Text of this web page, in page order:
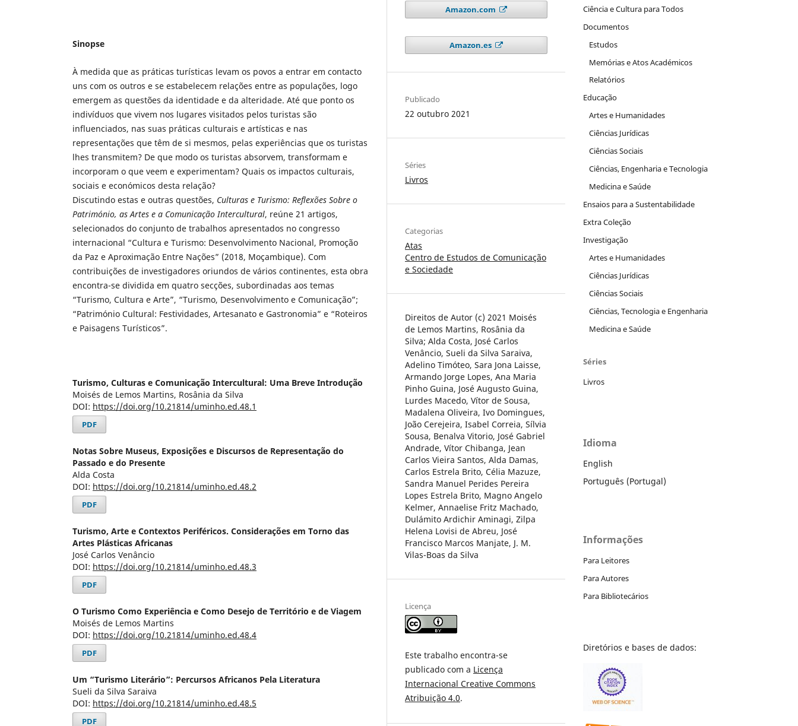
Sinopse
À medida que as práticas turísticas levam os povos a entrar em contacto
uns com os outros e se estabelecem relações entre as populações, logo
emergem as questões da identidade e da alteridade. Até que ponto os
indivíduos que vivem nos lugares visitados pelos turistas são
influenciados, nas suas práticas culturais e artísticas e nas
representações que têm de si mesmos, pelas experiências que os turistas
lhes transmitem? De que modo os turistas absorvem, transformam e
incorporam o que veem e experimentam? Quais os impactos culturais,
sociais e económicos desta relação?
Discutindo estas e outras questões, Culturas e Turismo: Reflexões Sobre o
Património, as Artes e a Comunicação Intercultural, reúne 21 artigos,
selecionados do conjunto de trabalhos apresentados no congresso
internacional “Cultura e Turismo: Desenvolvimento Nacional, Promoção
da Paz e Aproximação Entre Nações” (2018, Moçambique). Com
contribuições de investigadores oriundos de vários continentes, esta obra
encontra-se dividida em quatro secções, subordinadas aos temas
“Turismo, Cultura e Arte”, “Turismo, Desenvolvimento e Comunicação”;
“Património Cultural: Festividades, Artesanato e Gastronomia” e “Roteiros
e Paisagens Turísticos”.
Turismo, Culturas e Comunicação Intercultural: Uma Breve Introdução
Moisés de Lemos Martins, Rosânia da Silva
DOI: https://doi.org/10.21814/uminho.ed.48.1
PDF
Notas Sobre Museus, Exposições e Discursos de Representação do
Passado e do Presente
Alda Costa
DOI: https://doi.org/10.21814/uminho.ed.48.2
PDF
Turismo, Arte e Contextos Periféricos. Considerações em Torno das
Artes Plásticas Africanas
José Carlos Venâncio
DOI: https://doi.org/10.21814/uminho.ed.48.3
PDF
O Turismo Como Experiência e Como Desejo de Território e de Viagem
Moisés de Lemos Martins
DOI: https://doi.org/10.21814/uminho.ed.48.4
PDF
Um “Turismo Literário”: Percursos Africanos Pela Literatura
Sueli da Silva Saraiva
DOI: https://doi.org/10.21814/uminho.ed.48.5
PDF
Amazon.com
Amazon.es
Publicado
22 outubro 2021
Séries
Livros
Categorias
Atas
Centro de Estudos de Comunicação
e Sociedade
Direitos de Autor (c) 2021 Moisés
de Lemos Martins, Rosânia da
Silva; Alda Costa, José Carlos
Venâncio, Sueli da Silva Saraiva,
Adelino Timóteo, Sara Jona Laisse,
Armando Jorge Lopes, Ana Maria
Pinho Guina, José Augusto Guina,
Lurdes Macedo, Vítor de Sousa,
Madalena Oliveira, Ivo Domingues,
João Cerejeira, Isabel Correia, Sílvia
Sousa, Benalva Vitorio, José Gabriel
Andrade, Vítor Chibanga, Jean
Carlos Vieira Santos, Alda Damas,
Carlos Estrela Brito, Célia Mazuze,
Sandra Manuel Perides Pereira
Lopes Estrela Brito, Magno Angelo
Kelmer, Annaelise Fritz Machado,
Dulámito Ardichir Aminagi, Zilpa
Helena Lovisi de Abreu, José
Francisco Marcos Manjate, J. M.
Vilas-Boas da Silva
Licença
Este trabalho encontra-se
publicado com a Licença
Internacional Creative Commons
Atribuição 4.0.
Ciência e Cultura para Todos
Documentos
Estudos
Memórias e Atos Académicos
Relatórios
Educação
Artes e Humanidades
Ciências Jurídicas
Ciências Sociais
Ciências, Engenharia e Tecnologia
Medicina e Saúde
Ensaios para a Sustentabilidade
Extra Coleção
Investigação
Artes e Humanidades
Ciências Jurídicas
Ciências Sociais
Ciências, Tecnologia e Engenharia
Medicina e Saúde
Séries
Livros
Idioma
English
Português (Portugal)
Informações
Para Leitores
Para Autores
Para Bibliotecários
Diretórios e bases de dados: